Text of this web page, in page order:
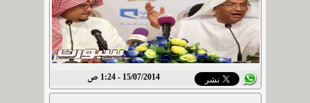
15/07/2014 - 1:24 ص